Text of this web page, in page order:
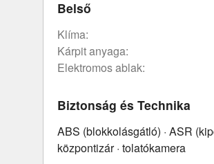
Belső
klíma:
kárpit anyaga:
elektromos ablak:
Biztonság és Technika
ABS (blokkolásgátló) · ASR
központizár · tolatókamera